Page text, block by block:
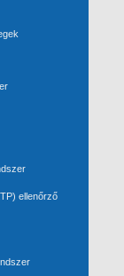
ellenőrző